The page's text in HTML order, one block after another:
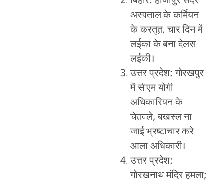
अस्पताल के कर्मियन
के करतूत, चार दिन में
लईका के बना देलस
लईकी।
उत्तर प्रदेश: गोरखपुर
में सीएम योगी
अधिकारियन के
चेतवले, बखस्ल ना
जाई भ्रष्टाचार करे
आला अधिकारी।
उत्तर प्रदेश:
गोरखनाथ मंदिर हमला;